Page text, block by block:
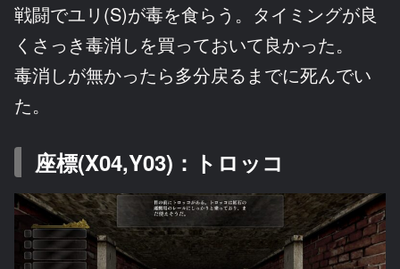
戦闘でユリ(S)が毒を食らう。タイミングが良
くさっき毒消しを買っておいて良かった。
毒消しが無かったら多分戻るまでに死んでい
た。
座標(X04,Y03)：トロッコ